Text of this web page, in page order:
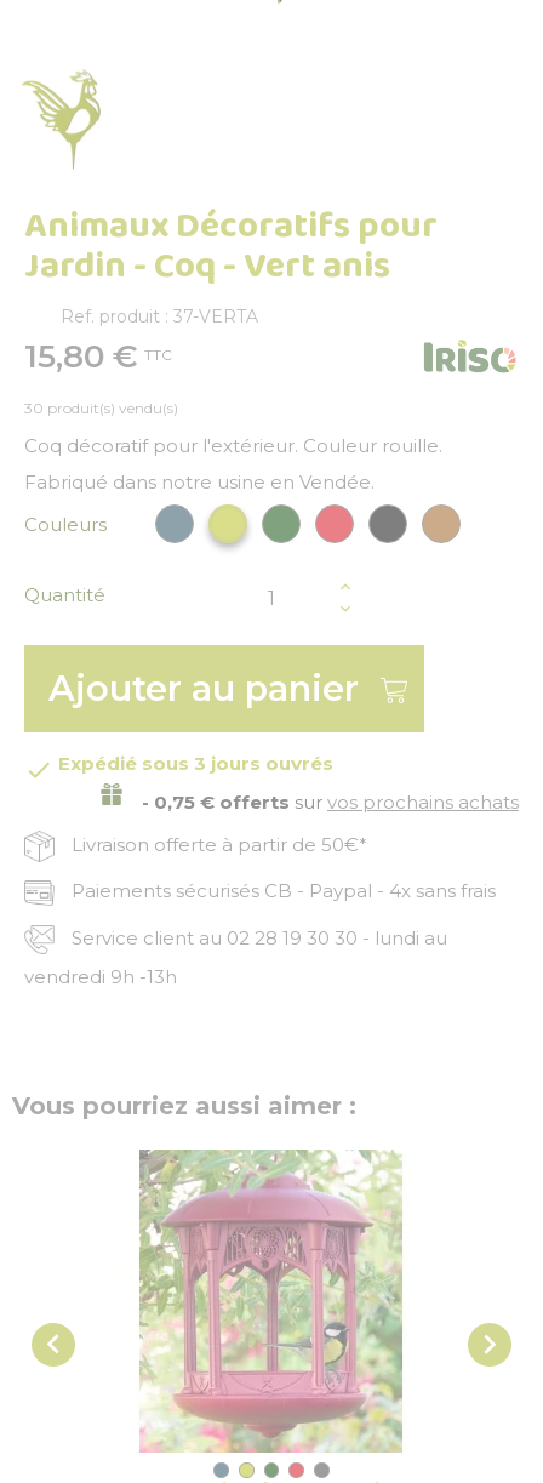
Animaux Décoratifs pour
Jardin - Coq - Vert anis
Ref. produit : 37-VERTA
15,80 € TTC
30 produit(s) vendu(s)
Coq décoratif pour l'extérieur. Couleur rouille.
Fabriqué dans notre usine en Vendée.
Couleurs
Bleu paonVert anisVert FoncéRougeNoir Rouille
Quantité
Ajouter au panier
 Expédié sous 3 jours ouvrés
- 0,75 € offerts sur vos prochains achats
Livraison offerte à partir de 50€*
Paiements sécurisés CB - Paypal - 4x sans frais
Service client au 02 28 19 30 30 - lundi au
vendredi 9h -13h
Vous pourriez aussi aimer :
 